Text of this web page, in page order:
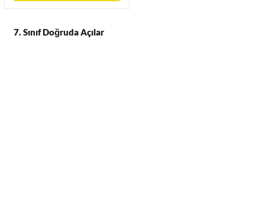
7. Sınıf Doğruda Açılar